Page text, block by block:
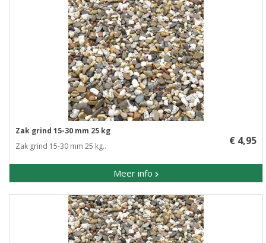
Zak grind 15-30 mm 25 kg
Zak grind 15-30 mm 25 kg..
Meer info
€ 4,95